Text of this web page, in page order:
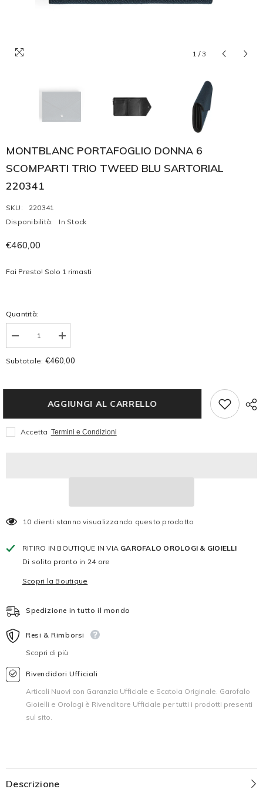
1 / 3
MONTBLANC PORTAFOGLIO DONNA 6
SCOMPARTI TRIO TWEED BLU SARTORIAL
220341
SKU:
220341
Disponibilità:
In Stock
€460,00
Fai Presto! Solo 1 rimasti
Quantità:
Diminuire
la
quantità
per
TRIO
TWEED
BLU
Aumenta
la
quantità
per
6
TRIO
TWEED
BLU
Subtotale: €460,00
AGGIUNGI AL CARRELLO
Accetta Termini e Condizioni
10 clienti stanno visualizzando questo prodotto
RITIRO IN BOUTIQUE IN VIA GAROFALO OROLOGI & GIOIELLI
Di solito pronto in 24 ore
Scopri la Boutique
Spedizione in tutto il mondo
Resi & Rimborsi
Scopri di più
Rivendidori Ufficiali
Articoli Nuovi con Garanzia Ufficiale e Scatola Originale. Garofalo
Gioielli e Orologi è Rivenditore Ufficiale per tutti i prodotti presenti
sul sito.
Descrizione